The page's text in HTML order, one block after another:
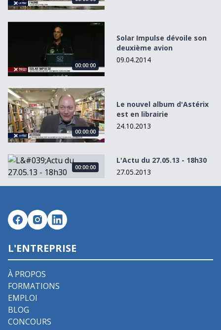
Solar Impulse dévoile son deuxième avion
00:00:00
Solar Impulse dévoile son
deuxième avion
09.04.2014
Le nouvel album d&#039;Astérix est en librairie
00:00:00
Le nouvel album d'Astérix
est en librairie
24.10.2013
L&#039;Actu du 27.05.13 - 18h30
00:00:00
L'Actu du 27.05.13 - 18h30
27.05.2013
L'ENTREPRISE
À PROPOS
FORMATIONS
EMPLOI
BLOG
CONCOURS